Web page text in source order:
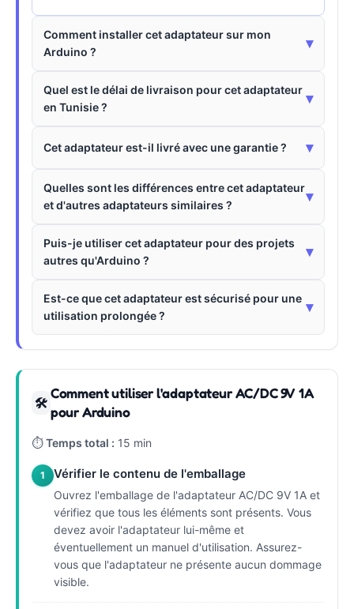
Comment installer cet adaptateur sur mon
Arduino ?
▾
Quel est le délai de livraison pour cet adaptateur
en Tunisie ?
▾
Cet adaptateur est-il livré avec une garantie ? ▾
Quelles sont les différences entre cet adaptateur
et d'autres adaptateurs similaires ?
▾
Puis-je utiliser cet adaptateur pour des projets
autres qu'Arduino ?
▾
Est-ce que cet adaptateur est sécurisé pour une
utilisation prolongée ?
▾
🛠
Comment utiliser l'adaptateur AC/DC 9V 1A
pour Arduino
⏱Temps total : 15 min
1 Vérifier le contenu de l'emballage
Ouvrez l'emballage de l'adaptateur AC/DC 9V 1A et
vérifiez que tous les éléments sont présents. Vous
devez avoir l'adaptateur lui-même et
éventuellement un manuel d'utilisation. Assurez-
vous que l'adaptateur ne présente aucun dommage
visible.